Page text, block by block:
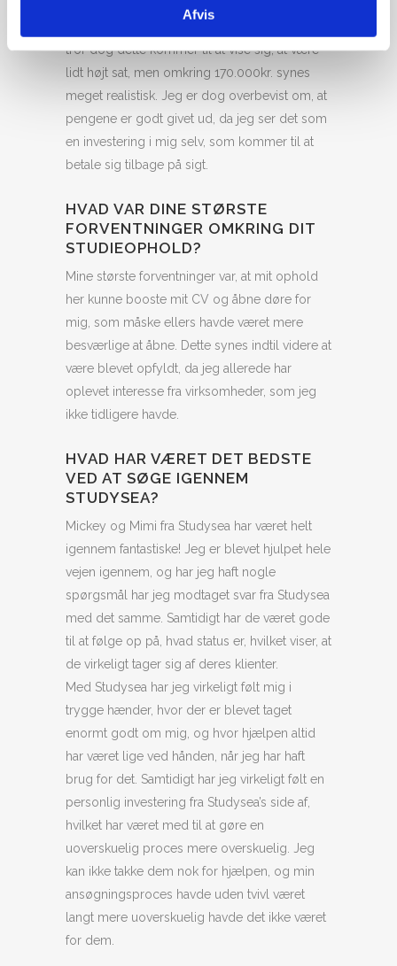
Afvis
tror dog dette kommer til at vise sig, at være
lidt højt sat, men omkring 170.000kr. synes
meget realistisk. Jeg er dog overbevist om, at
pengene er godt givet ud, da jeg ser det som
en investering i mig selv, som kommer til at
betale sig tilbage på sigt.
HVAD VAR DINE STØRSTE
FORVENTNINGER OMKRING DIT
STUDIEOPHOLD?
Mine største forventninger var, at mit ophold
her kunne booste mit CV og åbne døre for
mig, som måske ellers havde været mere
besværlige at åbne. Dette synes indtil videre at
være blevet opfyldt, da jeg allerede har
oplevet interesse fra virksomheder, som jeg
ikke tidligere havde.
HVAD HAR VÆRET DET BEDSTE
VED AT SØGE IGENNEM
STUDYSEA?
Mickey og Mimi fra Studysea har været helt
igennem fantastiske! Jeg er blevet hjulpet hele
vejen igennem, og har jeg haft nogle
spørgsmål har jeg modtaget svar fra Studysea
med det samme. Samtidigt har de været gode
til at følge op på, hvad status er, hvilket viser, at
de virkeligt tager sig af deres klienter.
Med Studysea har jeg virkeligt følt mig i
trygge hænder, hvor der er blevet taget
enormt godt om mig, og hvor hjælpen altid
har været lige ved hånden, når jeg har haft
brug for det. Samtidigt har jeg virkeligt følt en
personlig investering fra Studysea’s side af,
hvilket har været med til at gøre en
uoverskuelig proces mere overskuelig. Jeg
kan ikke takke dem nok for hjælpen, og min
ansøgningsproces havde uden tvivl været
langt mere uoverskuelig havde det ikke været
for dem.